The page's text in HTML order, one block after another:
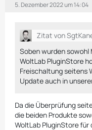
5. Dezember 2022 um 14:04
Zitat von
Soben wurden sowohl
WoltLab PluginStore
Freischaltung seitens
Update auch in
Da die Überprüfung
die beiden Produkte
WoltLab PluginStore für